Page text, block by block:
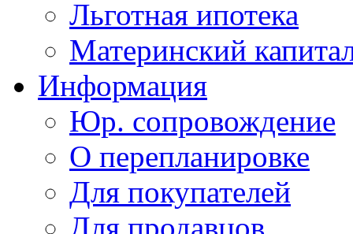
Льготная ипотека
Материнский
Информация
Юр. сопровождение
О перепланировке
Для покупателей
Для продавцов